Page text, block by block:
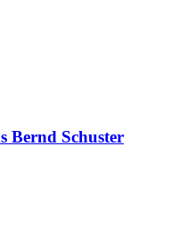
Bernd Schuster